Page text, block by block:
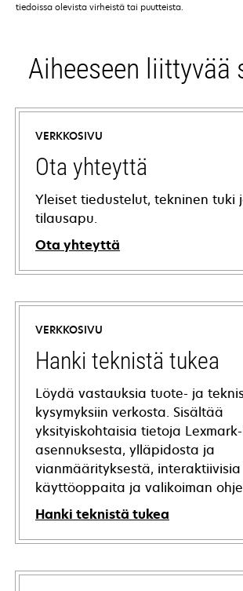
tiedoissa olevista virheistä tai puutteista.
Aiheeseen liittyvää
VERKKOSIVU
Ota yhteyttä
Yleiset tiedustelut, tekninen tuki
tilausapu.
Ota yhteyttä
VERKKOSIVU
Hanki teknistä tukea
Löydä vastauksia tuote- ja
kysymyksiin verkosta. Sisältää
yksityiskohtaisia tietoja
asennuksesta, ylläpidosta ja
vianmäärityksestä, interaktiivisia
käyttöoppaita ja valikoiman
Hanki teknistä tukea
opens
in